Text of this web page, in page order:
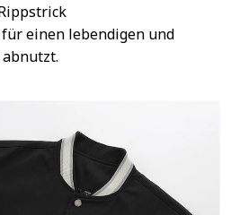
einen lebendigen und